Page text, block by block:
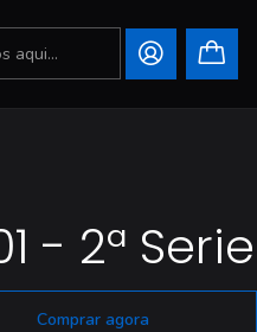
- 2ª Serie
Comprar agora